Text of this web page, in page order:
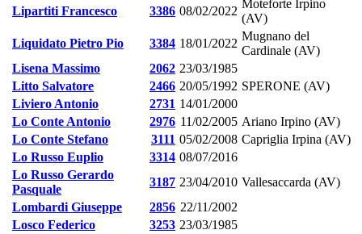
Lipartiti Francesco
3386 08/02/2022
Moteforte Irpino
(AV)
Liquidato Pietro Pio
3384 18/01/2022
Mugnano del
Cardinale (AV)
Lisena Massimo
2062 23/03/1985
Litto Salvatore
2466 20/05/1992 SPERONE (AV)
Liviero Antonio
2731 14/01/2000
Lo Conte Antonio
2976 11/02/2005 Ariano Irpino (AV)
Lo Conte Stefano
3111 05/02/2008 Capriglia Irpina (AV)
Lo Russo Euplio
3314 08/07/2016
Lo Russo Gerardo
Pasquale
3187 23/04/2010 Vallesaccarda (AV)
Lombardi Giuseppe
2856 22/11/2002
Losco Federico
3253 23/03/1985